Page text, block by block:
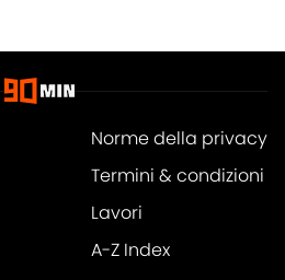
Norme della privacy
Termini & condizioni
Lavori
A-Z Index